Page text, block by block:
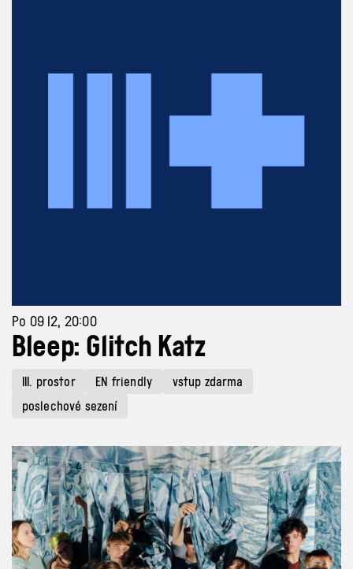
Po 09 12, 20:00
Bleep: Glitch Katz
III. prostor EN friendly
vstup zdarma
poslechové sezení